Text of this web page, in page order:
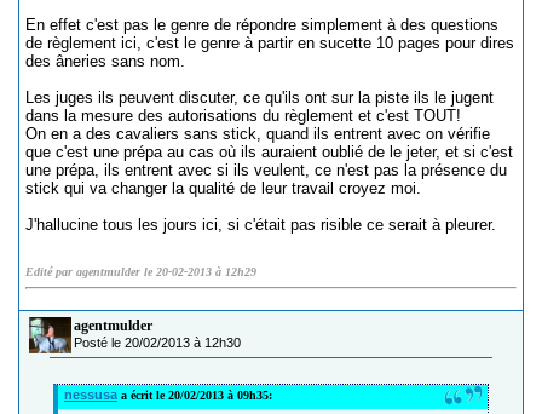
En effet c'est pas le genre de répondre simplement à des questions
de règlement ici, c'est le genre à partir en sucette 10 pages pour dires
des âneries sans nom.
Les juges ils peuvent discuter, ce qu'ils ont sur la piste ils le jugent
dans la mesure des autorisations du règlement et c'est TOUT!
On en a des cavaliers sans stick, quand ils entrent avec on vérifie
que c'est une prépa au cas où ils auraient oublié de le jeter, et si c'est
une prépa, ils entrent avec si ils veulent, ce n'est pas la présence du
stick qui va changer la qualité de leur travail croyez moi.
J'hallucine tous les jours ici, si c'était pas risible ce serait à pleurer.
Edité par agentmulder le 20-02-2013 à 12h29
agentmulder
Posté le 20/02/2013 à 12h30
nessusa a écrit le 20/02/2013 à 09h35: